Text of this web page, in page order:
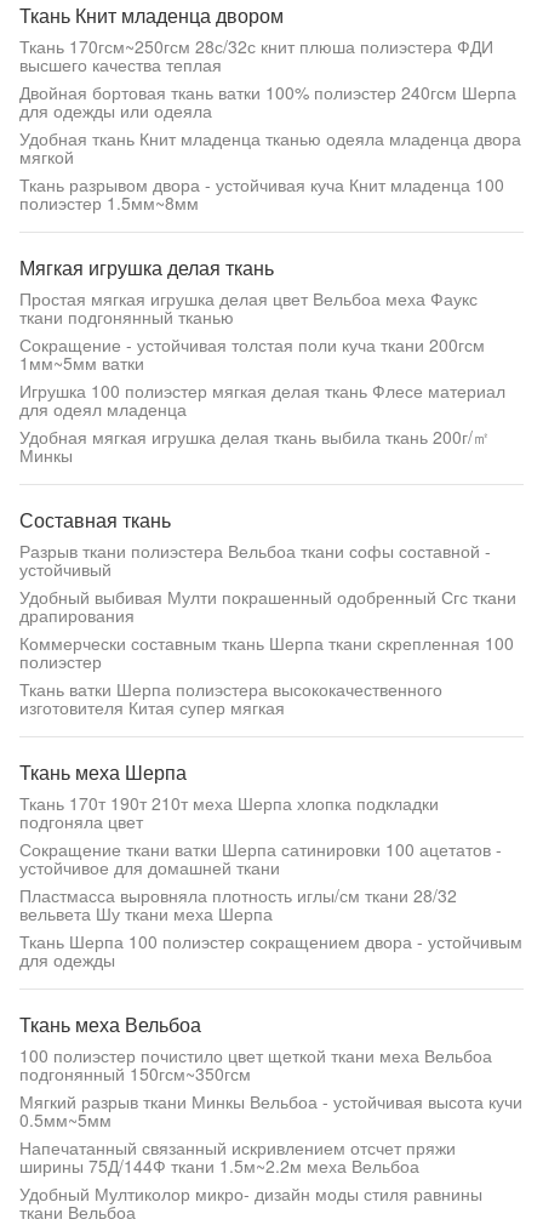
Ткань Книт младенца двором
Ткань 170гсм~250гсм 28с/32с книт плюша полиэстера ФДИ
высшего качества теплая
Двойная бортовая ткань ватки 100% полиэстер 240гсм Шерпа
для одежды или одеяла
Удобная ткань Книт младенца тканью одеяла младенца двора
мягкой
Ткань разрывом двора - устойчивая куча Книт младенца 100
полиэстер 1.5мм~8мм
Мягкая игрушка делая ткань
Простая мягкая игрушка делая цвет Вельбоа меха Фаукс
ткани подгонянный тканью
Сокращение - устойчивая толстая поли куча ткани 200гсм
1мм~5мм ватки
Игрушка 100 полиэстер мягкая делая ткань Флесе материал
для одеял младенца
Удобная мягкая игрушка делая ткань выбила ткань 200г/㎡
Минкы
Составная ткань
Разрыв ткани полиэстера Вельбоа ткани софы составной -
устойчивый
Удобный выбивая Мулти покрашенный одобренный Сгс ткани
драпирования
Коммерчески составным ткань Шерпа ткани скрепленная 100
полиэстер
Ткань ватки Шерпа полиэстера высококачественного
изготовителя Китая супер мягкая
Ткань меха Шерпа
Ткань 170т 190т 210т меха Шерпа хлопка подкладки
подгоняла цвет
Сокращение ткани ватки Шерпа сатинировки 100 ацетатов -
устойчивое для домашней ткани
Пластмасса выровняла плотность иглы/см ткани 28/32
вельвета Шу ткани меха Шерпа
Ткань Шерпа 100 полиэстер сокращением двора - устойчивым
для одежды
Ткань меха Вельбоа
100 полиэстер почистило цвет щеткой ткани меха Вельбоа
подгонянный 150гсм~350гсм
Мягкий разрыв ткани Минкы Вельбоа - устойчивая высота кучи
0.5мм~5мм
Напечатанный связанный искривлением отсчет пряжи
ширины 75Д/144Ф ткани 1.5м~2.2м меха Вельбоа
Удобный Мултиколор микро- дизайн моды стиля равнины
ткани Вельбоа